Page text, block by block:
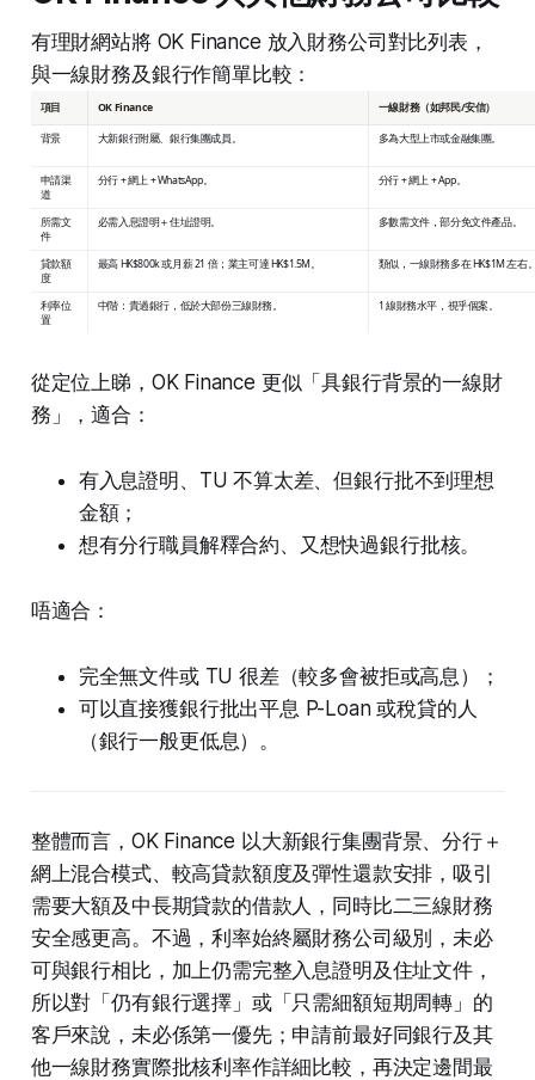
有理財網站將 OK Finance 放入財務公司對比列表，
與一線財務及銀行作簡單比較：
項目 OK Finance 一線財務（如邦民/安信）
背景 大新銀行附屬、銀行集團成員。 多為大型上市或金融集團。
申請渠
道
分行 + 網上 + WhatsApp。 分行 + 網上 + App。
所需文
件
必需入息證明＋住址證明。 多數需文件，部分免文件產品。
貸款額
度
最高 HK$800k 或月薪 21 倍；業主可達 HK$1.5M。 類似，一線財務多在 HK$1M 左右
利率位
置
中階：貴過銀行，低於大部份三線財務。 1 線財務水平，視乎個案。
從定位上睇，OK Finance 更似「具銀行背景的一線財
務」，適合：
有入息證明、TU 不算太差、但銀行批不到理想
金額；
想有分行職員解釋合約、又想快過銀行批核。
唔適合：
完全無文件或 TU 很差（較多會被拒或高息）；
可以直接獲銀行批出平息 P-Loan 或稅貸的人
（銀行一般更低息）。
整體而言，OK Finance 以大新銀行集團背景、分行＋
網上混合模式、較高貸款額度及彈性還款安排，吸引
需要大額及中長期貸款的借款人，同時比二三線財務
安全感更高。不過，利率始終屬財務公司級別，未必
可與銀行相比，加上仍需完整入息證明及住址文件，
所以對「仍有銀行選擇」或「只需細額短期周轉」的
客戶來說，未必係第一優先；申請前最好同銀行及其
他一線財務實際批核利率作詳細比較，再決定邊間最